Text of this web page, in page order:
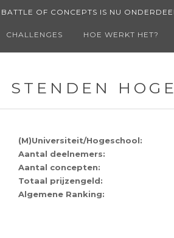
BATTLE OF CONCEPTS IS NU
CHALLENGES HOE WERKT HET?
STENDEN
(M)Universiteit/Hogeschool:
Aantal deelnemers:
Aantal concepten:
Totaal prijzengeld:
Algemene Ranking: